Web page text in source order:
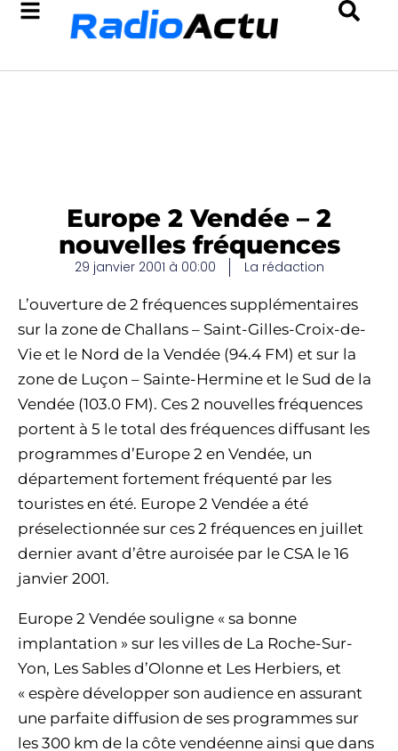
Europe 2 Vendée – 2
nouvelles fréquences
29 janvier 2001 à 00:00 La rédaction
L’ouverture de 2 fréquences supplémentaires
sur la zone de Challans – Saint-Gilles-Croix-de-
Vie et le Nord de la Vendée (94.4 FM) et sur la
zone de Luçon – Sainte-Hermine et le Sud de la
Vendée (103.0 FM). Ces 2 nouvelles fréquences
portent à 5 le total des fréquences diffusant les
programmes d’Europe 2 en Vendée, un
département fortement fréquenté par les
touristes en été. Europe 2 Vendée a été
préselectionnée sur ces 2 fréquences en juillet
dernier avant d’être auroisée par le CSA le 16
janvier 2001.
Europe 2 Vendée souligne « sa bonne
implantation » sur les villes de La Roche-Sur-
Yon, Les Sables d’Olonne et Les Herbiers, et
« espère développer son audience en assurant
une parfaite diffusion de ses programmes sur
les 300 km de la côte vendéenne ainsi que dans